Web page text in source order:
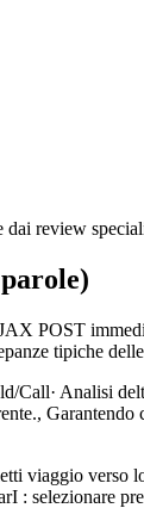
review
POST
tipiche
Analisi
viaggio
selezionare